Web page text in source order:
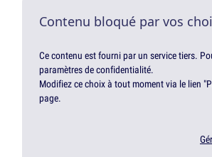
Contenu bloqué par vos
Ce contenu est fourni par un service tiers.
paramètres de confidentialité.
Modifiez ce choix à tout moment via le lien
page.